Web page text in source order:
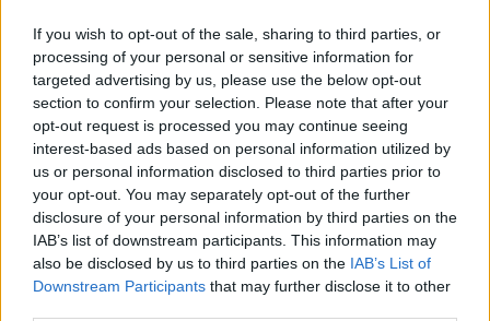
If you wish to opt-out of the sale, sharing to third parties, or
processing of your personal or sensitive information for
targeted advertising by us, please use the below opt-out
section to confirm your selection. Please note that after your
opt-out request is processed you may continue seeing
interest-based ads based on personal information utilized by
us or personal information disclosed to third parties prior to
your opt-out. You may separately opt-out of the further
disclosure of your personal information by third parties on the
IAB’s list of downstream participants. This information may
also be disclosed by us to third parties on the IAB’s List of
Downstream Participants that may further disclose it to other
ADV
Commenti